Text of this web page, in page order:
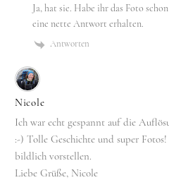
Ja, hat sie. Habe ihr das Foto
eine nette Antwort erhalten.
Antworten
Nicole
Ich war echt gespannt auf die
:-) Tolle Geschichte und super
bildlich vorstellen.
Liebe Grüße, Nicole